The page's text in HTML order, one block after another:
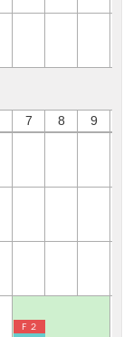
7 8 9
Ｆ２